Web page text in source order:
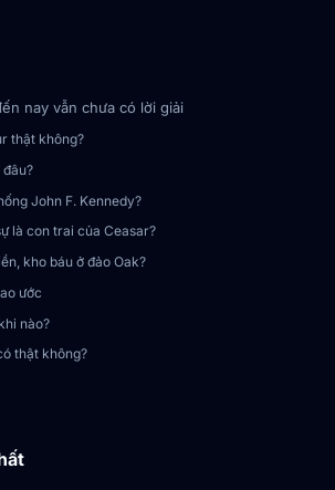
nay vẫn chưa có lời giải
thật không?
John F. Kennedy?
là con trai của Ceasar?
kho báu ở đảo Oak?
ước
nào?
thật không?